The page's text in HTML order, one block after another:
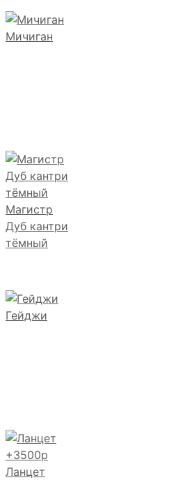
Мичиган
Магистр
Дуб кантри
тёмный
Гейджи
Ланцет